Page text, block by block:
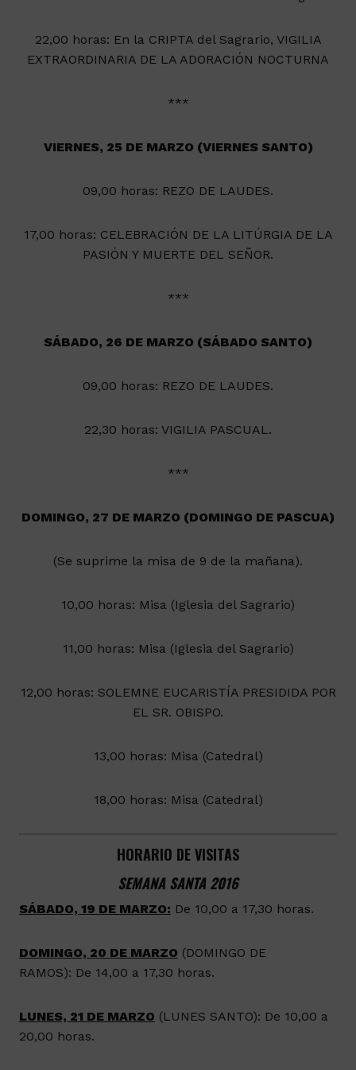
22,00 horas: En la CRIPTA del Sagrario, VIGILIA
EXTRAORDINARIA DE LA ADORACIÓN NOCTURNA
***
VIERNES, 25 DE MARZO (VIERNES SANTO)
09,00 horas: REZO DE LAUDES.
17,00 horas: CELEBRACIÓN DE LA LITÚRGIA DE LA
PASIÓN Y MUERTE DEL SEÑOR.
***
SÁBADO, 26 DE MARZO (SÁBADO SANTO)
09,00 horas: REZO DE LAUDES.
22,30 horas: VIGILIA PASCUAL.
***
DOMINGO, 27 DE MARZO (DOMINGO DE PASCUA)
(Se suprime la misa de 9 de la mañana).
10,00 horas: Misa (Iglesia del Sagrario)
11,00 horas: Misa (Iglesia del Sagrario)
12,00 horas: SOLEMNE EUCARISTÍA PRESIDIDA POR
EL SR. OBISPO.
13,00 horas: Misa (Catedral)
18,00 horas: Misa (Catedral)
HORARIO DE VISITAS
SEMANA SANTA 2016
SÁBADO, 19 DE MARZO: De 10,00 a 17,30 horas.
DOMINGO, 20 DE MARZO (DOMINGO DE
RAMOS): De 14,00 a 17,30 horas.
LUNES, 21 DE MARZO (LUNES SANTO): De 10,00 a
20,00 horas.